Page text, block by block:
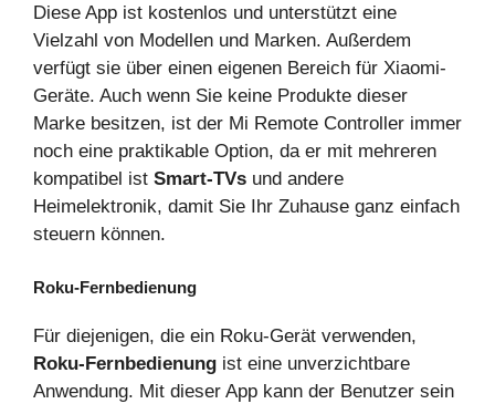
Diese App ist kostenlos und unterstützt eine
Vielzahl von Modellen und Marken. Außerdem
verfügt sie über einen eigenen Bereich für Xiaomi-
Geräte. Auch wenn Sie keine Produkte dieser
Marke besitzen, ist der Mi Remote Controller immer
noch eine praktikable Option, da er mit mehreren
kompatibel ist Smart-TVs und andere
Heimelektronik, damit Sie Ihr Zuhause ganz einfach
steuern können.
Roku-Fernbedienung
Für diejenigen, die ein Roku-Gerät verwenden,
Roku-Fernbedienung ist eine unverzichtbare
Anwendung. Mit dieser App kann der Benutzer sein